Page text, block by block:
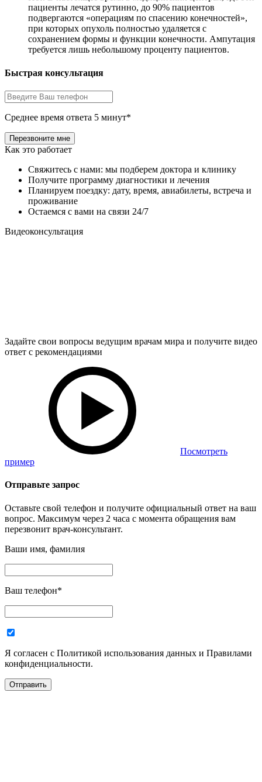
пациенты лечатся рутинно, до 90% пациентов
подвергаются «операциям по спасению конечностей»,
при которых опухоль полностью удаляется с
сохранением формы и функции конечности. Ампутация
требуется лишь небольшому проценту пациентов.
Быстрая консультация
Среднее время ответа 5 минут*
Как это работает
Свяжитесь с нами: мы подберем доктора и клинику
Получите программу диагностики и лечения
Планируем поездку: дату, время, авиабилеты, встреча и
проживание
Остаемся с вами на связи 24/7
Видеоконсультация
Задайте свои вопросы ведущим врачам мира и получите видео
ответ с рекомендациями
Посмотреть
пример
Отправьте запрос
Оставьте свой телефон и получите официальный ответ на ваш
вопрос. Максимум через 2 часа с момента обращения вам
перезвонит врач-консультант.
Ваши имя, фамилия
Ваш телефон*
Я согласен с Политикой использования данных и Правилами
конфиденциальности.